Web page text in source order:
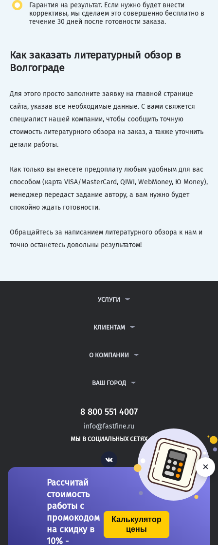
Гарантия на результат. Если нужно будет внести
коррективы, мы сделаем это совершенно бесплатно в
течение 30 дней после готовности заказа.
Как заказать литературный обзор в
Волгограде
Для этого просто заполните заявку на главной странице
сайта, указав все необходимые данные. С вами свяжется
специалист нашей компании, чтобы сообщить точную
стоимость литературного обзора на заказ, а также уточнить
детали работы.
Как только вы внесете предоплату любым удобным для вас
способом (карта VISA/MasterCard, QIWI, WebMoney, Ю Money),
менеджер передаст задание автору, а вам нужно будет
спокойно ждать готовности.
Обращайтесь за написанием литературного обзора к нам и
точно останетесь довольны результатом!
УСЛУГИ
ДИПЛОМНЫЕ РАБОТЫ
РЕФЕРАТЫ
КЛИЕНТАМ
ВОПРОСЫ И ОТВЕТЫ
ПОЛИТИКА КОНФИДЕНЦИАЛЬНОСТИ
О КОМПАНИИ
КОНТАКТЫ
ВАШ ГОРОД
САНКТ-ПЕТЕРБУРГ
ВОЛОГДА
ВОРОНЕЖ
8 800 551 4007
info@fastfine.ru
МЫ В СОЦИАЛЬНЫХ СЕТЯХ
Vk
Copyright 2011-2026 FastFine.ru
Рассчитай
стоимость
работы с
промокодом
на скидку в
10% -
Калькулятор
цены
×